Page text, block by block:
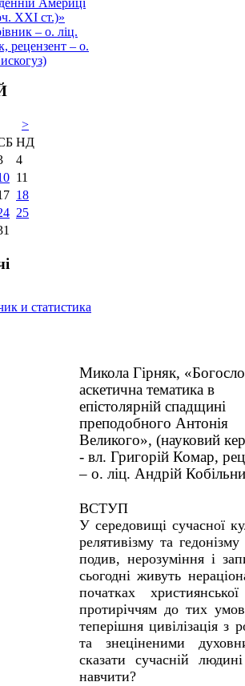
ХХІ ст.)»
– о. ліц.
рецензент – о.
>
НД
4
11
18
25
Микола Гірняк,
аскетична тематика в
епістолярній спадщині
преподобного Антонія
Великого», (науковий
- вл. Григорій Комар,
– о. ліц. Андрій
ВСТУП
У середовищі сучасної
релятивізму та
подив, нерозуміння і
сьогодні живуть
початках
протиріччям до тих
теперішня цивілізація
та знеціненими
сказати сучасній
навчити?